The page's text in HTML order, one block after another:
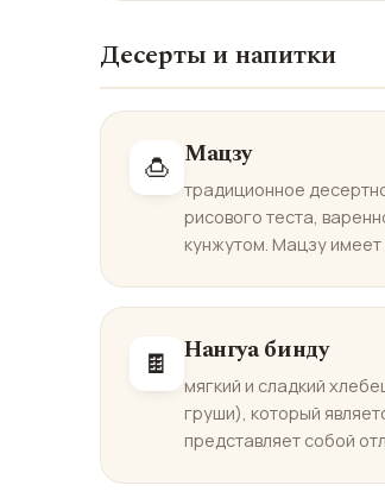
Десерты и напитки
🍮 Мацзу
традиционное
рисового теста,
кунжутом. Мацзу имеет
🍫 Нангуа бинду
мягкий и сладкий
груши), который
представляет собой